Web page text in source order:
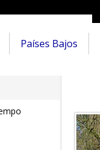
Países Bajos